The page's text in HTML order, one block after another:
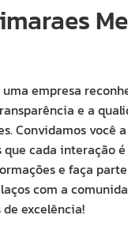
empresa
e a
Convidamos
cada interação
e faça
com a
excelência!